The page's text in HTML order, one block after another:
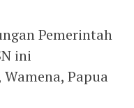
Pemerintah
ini
Papua